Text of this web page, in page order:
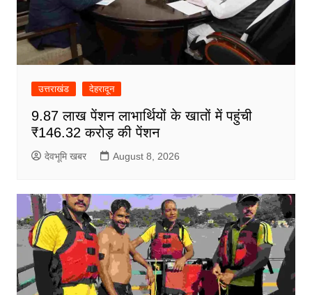
उत्तराखंड देहरादून
9.87 लाख पेंशन लाभार्थियों के खातों में पहुंची
₹146.32 करोड़ की पेंशन
देवभूमि खबर August 8, 2026